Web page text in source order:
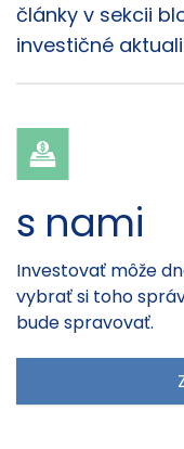
články v sekcii
investičné
s nami
Investovať môže
vybrať si toho
bude spravovať.